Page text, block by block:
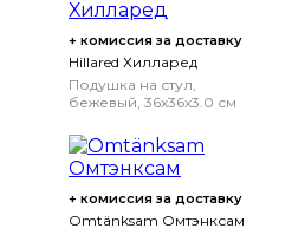
+ комиссия за доставку
Hillared Хилларед
Подушка на стул,
бежевый, 36x36x3.0 см
+ комиссия за доставку
Omtänksam Омтэнксам